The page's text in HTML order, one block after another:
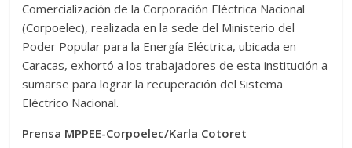
Comercialización de la Corporación Eléctrica Nacional
(Corpoelec), realizada en la sede del Ministerio del
Poder Popular para la Energía Eléctrica, ubicada en
Caracas, exhortó a los trabajadores de esta institución a
sumarse para lograr la recuperación del Sistema
Eléctrico Nacional.
Prensa MPPEE-Corpoelec/Karla Cotoret